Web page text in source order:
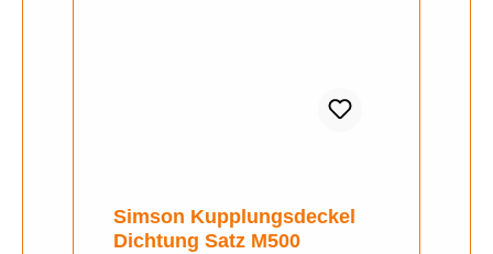
Simson Kupplungsdeckel
Dichtung Satz M500